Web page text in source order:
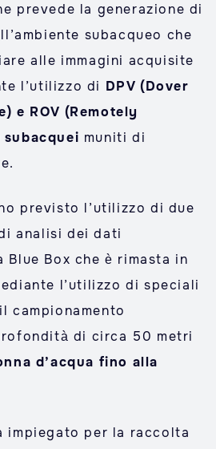
prevede la generazione di
subacqueo che
alle immagini acquisite
l’utilizzo di DPV (Dover
e ROV (Remotely
subacquei muniti di
previsto l’utilizzo di due
analisi dei dati
Box che è rimasta in
l’utilizzo di speciali
campionamento
di circa 50 metri
d’acqua fino alla
impiegato per la raccolta